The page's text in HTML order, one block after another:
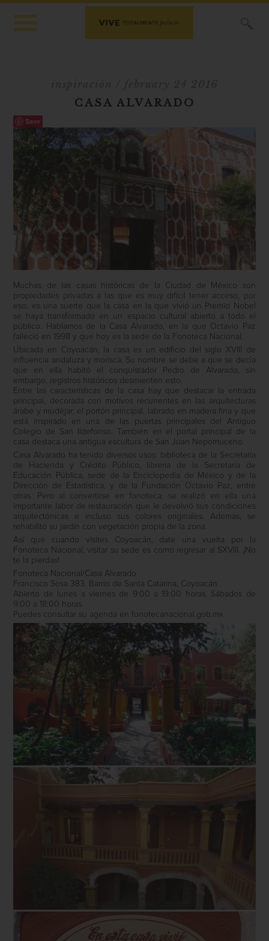
CASA ALVARADO
Save
Muchas de las casas históricas de la Ciudad de México son
propiedades privadas a las que es muy difícil tener acceso, por
eso, es una suerte que la casa en la que vivió un Premio Nobel
se haya transformado en un espacio cultural abierto a todo el
público. Hablamos de la Casa Alvarado, en la que Octavio Paz
falleció en 1998 y que hoy es la sede de la Fonoteca Nacional.
Ubicada en Coyoacán, la casa es un edificio del siglo XVIII de
influencia andaluza y morisca. Su nombre se debe a que se decía
que en ella habitó el conquistador Pedro de Alvarado, sin
embargo, registros históricos desmienten esto.
Entre las características de la casa hay que destacar la entrada
principal, decorada con motivos recurrentes en las arquitecturas
árabe y mudéjar; el portón principal, labrado en madera fina y que
está inspirado en una de las puertas principales del Antiguo
Colegio de San Ildefonso. También en el portal principal de la
casa destaca una antigua escultura de San Juan Nepomuceno.
Casa Alvarado ha tenido diversos usos: biblioteca de la Secretaría
de Hacienda y Crédito Público, librería de la Secretaría de
Educación Pública, sede de la Enciclopedia de México y de la
Dirección de Estadística, y de la Fundación Octavio Paz, entre
otras. Pero al convertirse en fonoteca, se realizó en ella una
importante labor de restauración que le devolvió sus condiciones
arquitectónicas e incluso sus colores originales. Además, se
rehabilitó su jardín con vegetación propia de la zona.
Así que cuando visites Coyoacán, date una vuelta por la
Fonoteca Nacional; visitar su sede es como regresar al SXVIII. ¡No
te la pierdas!
Fonoteca Nacional/Casa Alvarado
Francisco Sosa 383, Barrio de Santa Catarina, Coyoacán
Abierto de lunes a viernes de 9:00 a 19:00 horas. Sábados de
9:00 a 18:00 horas.
Puedes consultar su agenda en fonotecanacional.gob.mx